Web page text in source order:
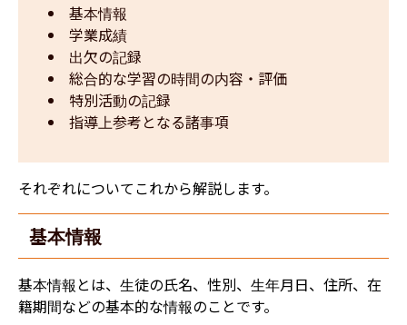
基本情報
学業成績​
出欠の記録
総合的な学習の時間の内容・評価
特別活動の記録
指導上参考となる諸事項
それぞれについてこれから解説します。
基本情報
基本情報とは、生徒の氏名、性別、生年月日、住所、在
籍期間などの基本的な情報のことです。